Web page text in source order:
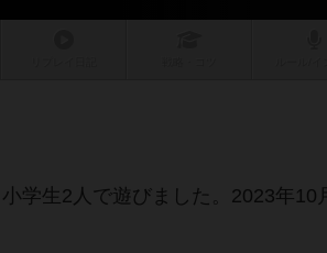
学生2人で遊びました。2023年10月